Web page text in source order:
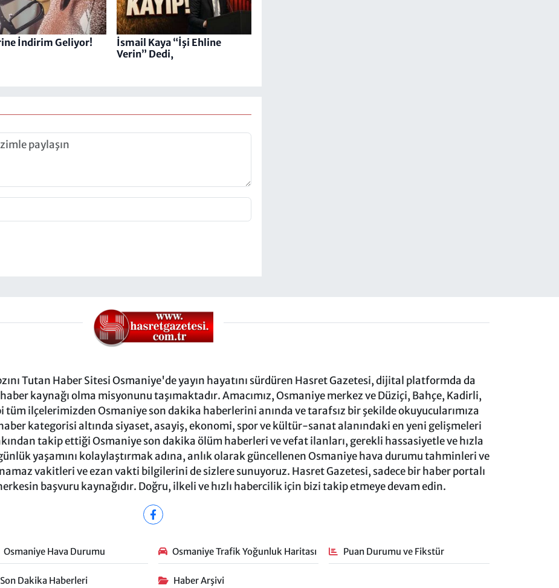
İndirim Geliyor!
İsmail Kaya “İşi Ehline
Verin” Dedi,
Tutan Haber Sitesi Osmaniye'de yayın hayatını sürdüren Hasret Gazetesi, dijital platformda da
kaynağı olma misyonunu taşımaktadır. Amacımız, Osmaniye merkez ve Düziçi, Bahçe, Kadirli,
ilçelerimizden Osmaniye son dakika haberlerini anında ve tarafsız bir şekilde okuyucularımıza
kategorisi altında siyaset, asayiş, ekonomi, spor ve kültür-sanat alanındaki en yeni gelişmeleri
takip ettiği Osmaniye son dakika ölüm haberleri ve vefat ilanları, gerekli hassasiyetle ve hızla
yaşamını kolaylaştırmak adına, anlık olarak güncellenen Osmaniye hava durumu tahminleri ve
vakitleri ve ezan vakti bilgilerini de sizlere sunuyoruz. Hasret Gazetesi, sadece bir haber portalı
başvuru kaynağıdır. Doğru, ilkeli ve hızlı habercilik için bizi takip etmeye devam edin.
Osmaniye Hava Durumu Osmaniye Trafik Yoğunluk Haritası Puan Durumu ve Fikstür
Son Dakika Haberleri Haber Arşivi